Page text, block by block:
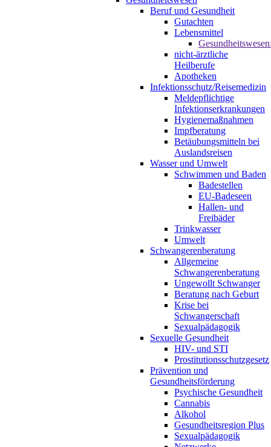
Beruf und Gesundheit
Gutachten
Lebensmittel
nicht-ärztliche
Heilberufe
Apotheken
Infektionsschutz/Reisemedizin
Meldepflichtige
Infektionserkrankungen
Hygienemaßnahmen
Impfberatung
Betäubungsmitteln bei
Auslandsreisen
Wasser und Umwelt
Schwimmen und Baden
Badestellen
EU-Badeseen
Hallen- und
Freibäder
Trinkwasser
Umwelt
Schwangerenberatung
Allgemeine
Schwangerenberatung
Ungewollt Schwanger
Beratung nach Geburt
Krise bei
Schwangerschaft
Sexualpädagogik
Sexuelle Gesundheit
HIV- und STI
Prostitutionsschutzgesetz
Prävention und
Gesundheitsförderung
Psychische Gesundheit
Cannabis
Alkohol
Gesundheitsregion Plus
Sexualpädagogik